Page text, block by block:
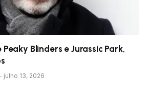
Blinders e Jurassic Park,
julho 13, 2026